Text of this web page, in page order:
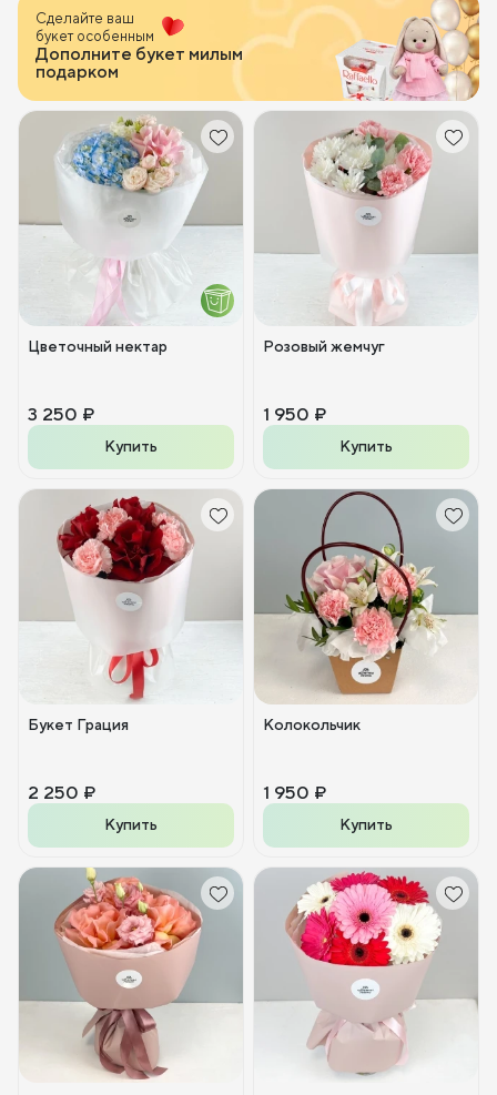
Сделайте ваш
букет особенным
Дополните букет милым
подарком
Цветочный нектар
3 250 ₽
Купить
Розовый жемчуг
1 950 ₽
Купить
Букет Грация
2 250 ₽
Купить
Колокольчик
1 950 ₽
Купить